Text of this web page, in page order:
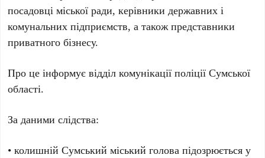
посадовці міської ради, керівники державних і
комунальних підприємств, а також представники
приватного бізнесу.
Про це інформує відділ комунікації поліції Сумської
області.
За даними слідства:
• колишній Сумський міський голова підозрюється у